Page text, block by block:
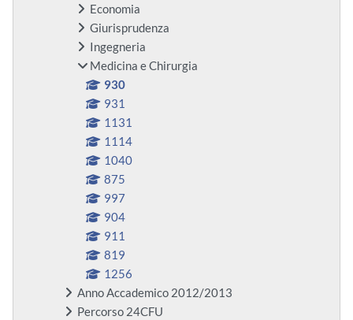
Economia
Giurisprudenza
Ingegneria
Medicina e Chirurgia
930
931
1131
1114
1040
875
997
904
911
819
1256
Anno Accademico 2012/2013
Percorso 24CFU